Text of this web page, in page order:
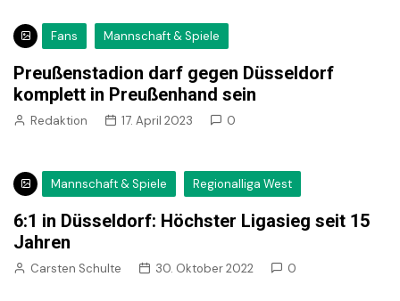
Fans Mannschaft & Spiele
Preußenstadion darf gegen Düsseldorf
komplett in Preußenhand sein
Redaktion 17. April 2023 0
Mannschaft & Spiele Regionalliga West
6:1 in Düsseldorf: Höchster Ligasieg seit 15
Jahren
Carsten Schulte 30. Oktober 2022 0